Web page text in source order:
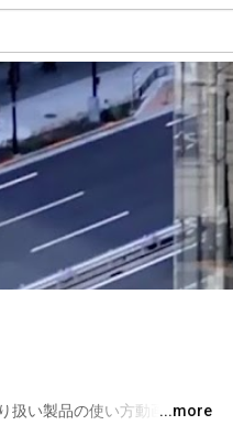
扱い製品の使い方動画などお
...more